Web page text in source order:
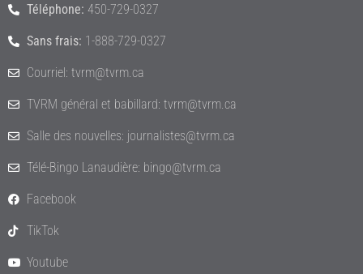
Téléphone: 450-729-0327
Sans frais: 1-888-729-0327
Courriel: tvrm@tvrm.ca
TVRM général et babillard: tvrm@tvrm.ca
Salle des nouvelles: journalistes@tvrm.ca
Télé-Bingo Lanaudière: bingo@tvrm.ca
Facebook
TikTok
Youtube